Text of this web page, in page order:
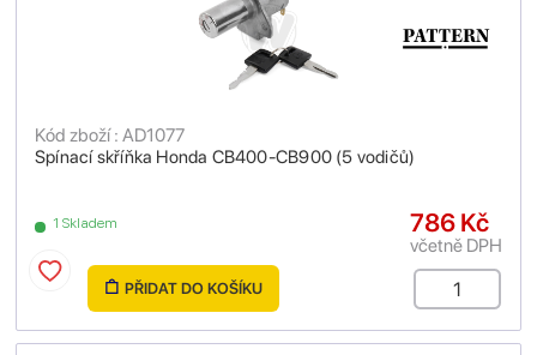
Spínací skříňka Honda CB400-CB900 (5 vodičů)
Kód zboží : AD1077
1 Skladem 786 Kč
včetně DPH
PŘIDAT DO KOŠÍKU